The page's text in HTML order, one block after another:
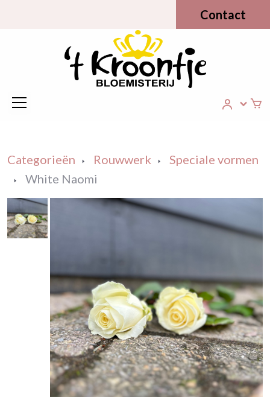
Contact
Categorieën Rouwwerk
Speciale vormen
White Naomi